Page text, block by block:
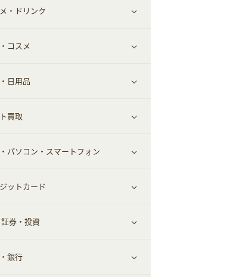
総合通販
すべて見る
ファッション
インナー・下着
スーツ・フォーマル
・ドリンク
すべて見る
グルメ
お酒
食材宅配
ウォーターサーバー
コスメ
すべて見る
ヘアケア
エステ・サロン
メンズ美容
日用品
すべて見る
スポーツ・フィットネス
日用品・薬局・からだ
買取
すべて見る
ネット買取
パソコン・スマートフォン
すべて見る
家電・パソコン・ソフトウェア
通信・レンタルサーバー
ットカード
すべて見る
クレジットカード
証券・投資
すべて見る
銀行